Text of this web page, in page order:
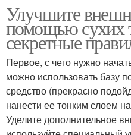
Улучшите
помощью сухих
секретные
Первое, с чего нужно
можно использовать базу
средство (прекрасно
нанести ее тонким слоем
Уделите дополнительное